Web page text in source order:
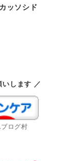
ッソシド
します ／
ログ村